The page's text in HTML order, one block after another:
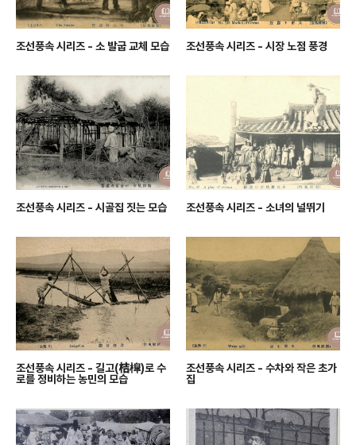
조선풍속 시리즈 - 소 발굽 교체 모습 조선풍속 시리즈 - 시장 노점 풍경
조선풍속 시리즈 - 시골집 짓는 모습 조선풍속 시리즈 - 소녀의 널뛰기
조선풍속 시리즈 - 길고(桔槹)로 수
로를 정비하는 농민의 모습
조선풍속 시리즈 - 수차와 작은 초가
집